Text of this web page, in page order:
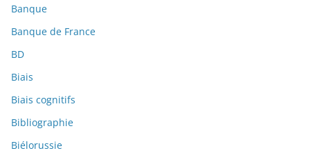
Banque
Banque de France
BD
Biais
Biais cognitifs
Bibliographie
Biélorussie